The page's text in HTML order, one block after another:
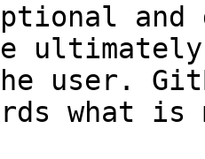
and
user.
what